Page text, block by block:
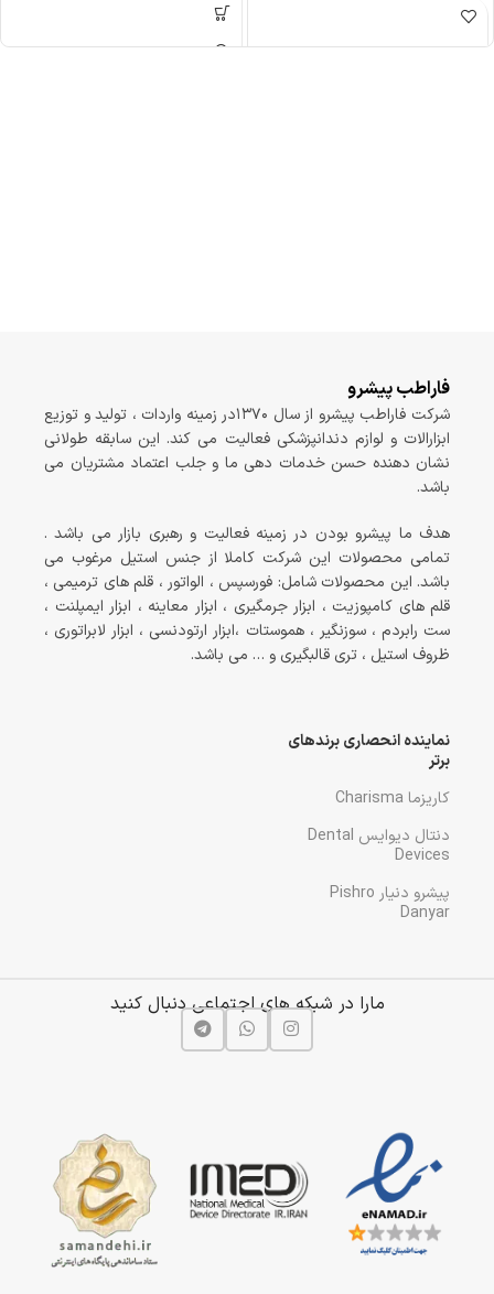
فاراطب پیشرو
شرکت فاراطب پیشرو از سال ۱۳۷۰در زمینه واردات ، تولید و توزیع
ابزارالات و لوازم دندانپزشکی فعالیت می کند. این سابقه طولانی
نشان دهنده حسن خدمات دهی ما و جلب اعتماد مشتریان می
باشد.
هدف ما پیشرو بودن در زمینه فعالیت و رهبری بازار می باشد .
تمامی محصولات این شرکت کاملا از جنس استیل مرغوب می
باشد. این محصولات شامل: فورسپس ، الواتور ، قلم های ترمیمی ،
قلم های کامپوزیت ، ابزار جرمگیری ، ابزار معاینه ، ابزار ایمپلنت ،
ست رابردم ، سوزنگیر ، هموستات ،ابزار ارتودنسی ، ابزار لابراتوری ،
ظروف استیل ، تری قالبگیری و … می باشد.
نماینده انحصاری برندهای
برتر
کاریزما Charisma
دنتال دیوایس Dental
Devices
پیشرو دنیار Pishro
Danyar
مارا در شبکه های اجتماعی دنبال کنید